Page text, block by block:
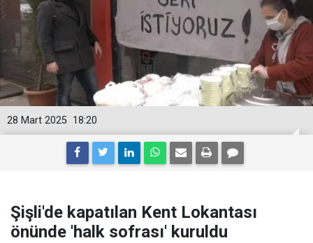
18:20
28 Mart 2025
Şişli'de kapatılan Kent Lokantası
önünde 'halk sofrası' kuruldu